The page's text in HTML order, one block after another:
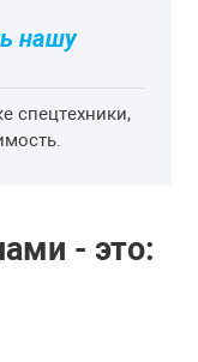
нашу
спецтехники,
- это: